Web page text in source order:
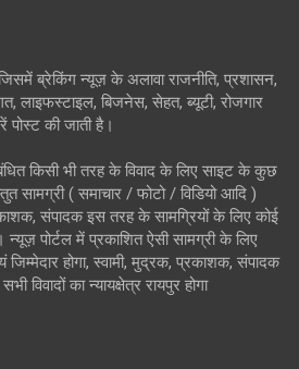
ब्रेकिंग न्यूज़ के अलावा राजनीति, प्रशासन,
लाइफस्टाइल, बिजनेस, सेहत, ब्यूटी, रोजगार
की जाती है।
किसी भी तरह के विवाद के लिए साइट के कुछ
सामग्री ( समाचार / फोटो / विडियो आदि )
संपादक इस तरह के सामग्रियों के लिए कोई
न्यूज़ पोर्टल में प्रकाशित ऐसी सामग्री के लिए
जिम्मेदार होगा, स्वामी, मुद्रक, प्रकाशक, संपादक
विवादों का न्यायक्षेत्र रायपुर होगा